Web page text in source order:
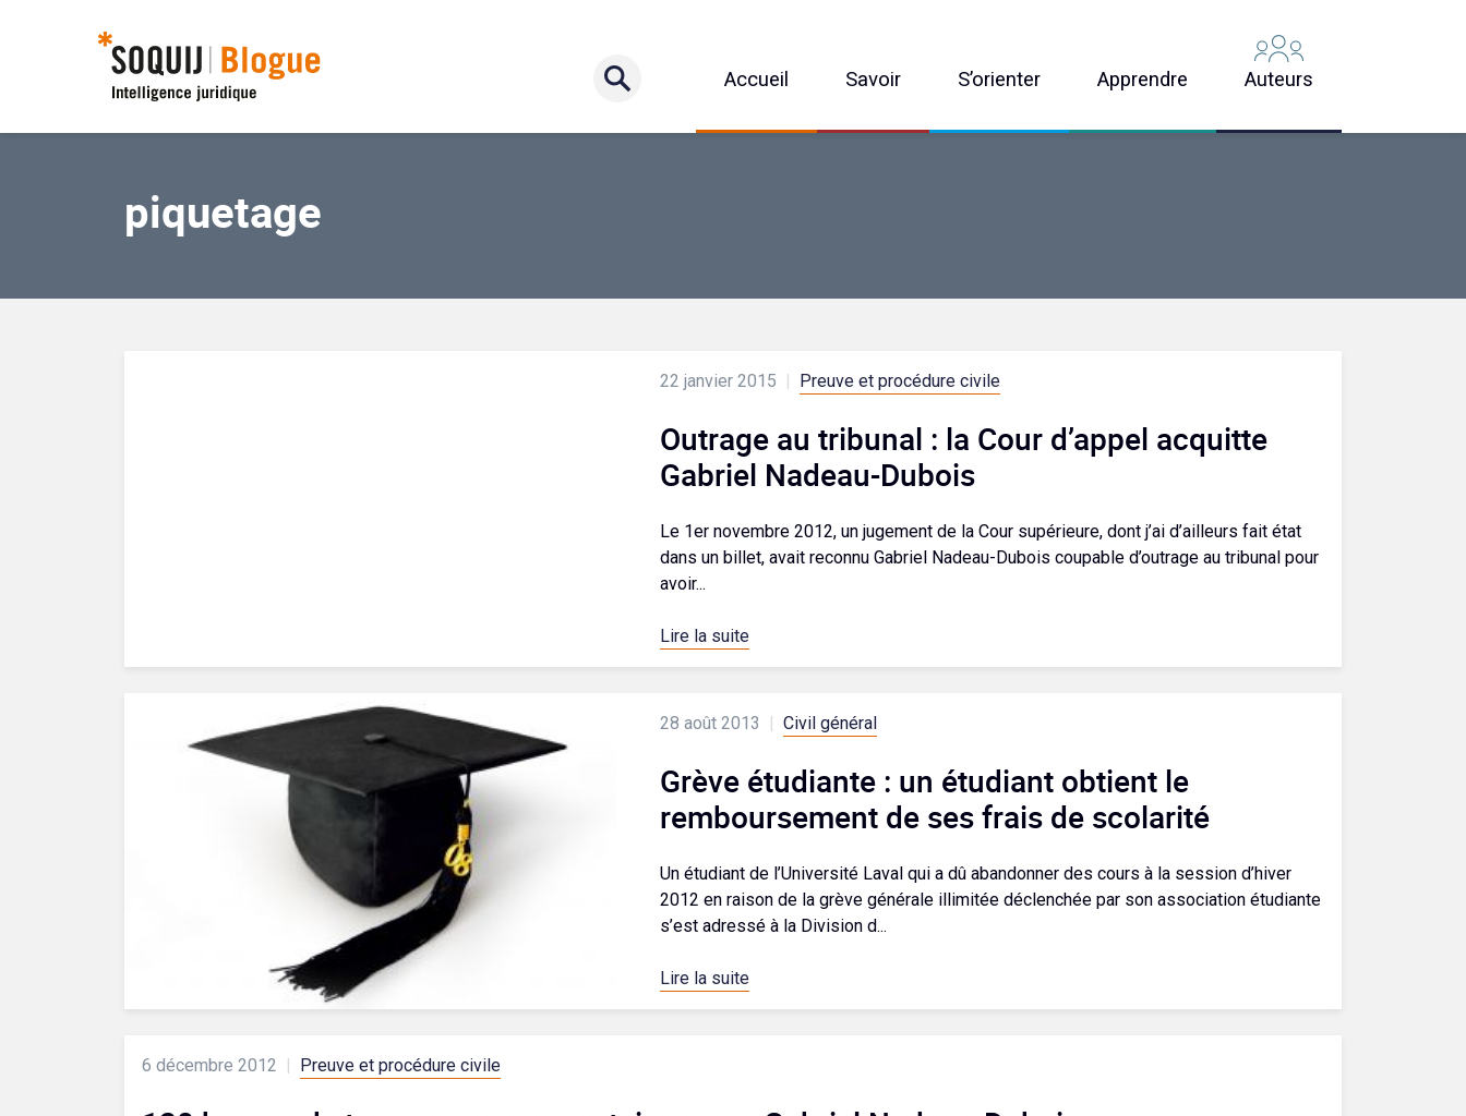
Accueil Savoir S’orienter Apprendre Auteurs
piquetage
22 janvier 2015 Preuve et procédure civile
Outrage au tribunal : la Cour d’appel acquitte
Gabriel Nadeau-Dubois
Le 1er novembre 2012, un jugement de la Cour supérieure, dont j’ai d’ailleurs fait état
dans un billet, avait reconnu Gabriel Nadeau-Dubois coupable d’outrage au tribunal pour
avoir...
Lire la suite
28 août 2013 Civil général
Grève étudiante : un étudiant obtient le
remboursement de ses frais de scolarité
Un étudiant de l’Université Laval qui a dû abandonner des cours à la session d’hiver
2012 en raison de la grève générale illimitée déclenchée par son association étudiante
s’est adressé à la Division d...
Lire la suite
6 décembre 2012 Preuve et procédure civile